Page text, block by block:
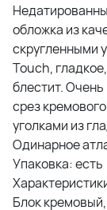
обложка из
скругленными
Touch,
блестит.
срез
уголками из
Одинарное
Упаковка:
Блок